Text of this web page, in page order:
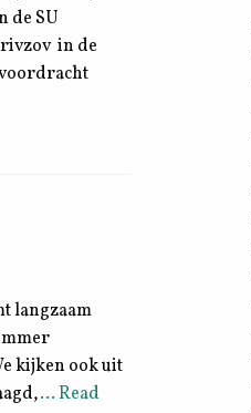
de SU
in de
langzaam
kijken ook uit
… Read